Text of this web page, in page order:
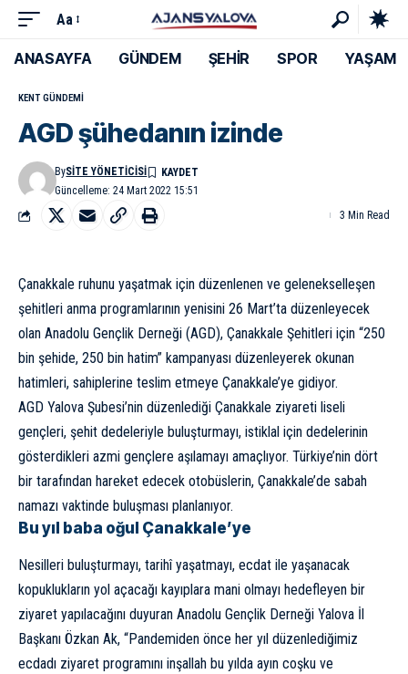
Aa
ANASAYFA GÜNDEM ŞEHİR SPOR YAŞAM
KENT GÜNDEMI
AGD şühedanın izinde
Güncelleme: 24 Mart 2022 15:51
BySITE YÖNETICISI
3 Min Read
Çanakkale ruhunu yaşatmak için düzenlenen ve gelenekselleşen
şehitleri anma programlarının yenisini 26 Mart’ta düzenleyecek
olan Anadolu Gençlik Derneği (AGD), Çanakkale Şehitleri için “250
bin şehide, 250 bin hatim” kampanyası düzenleyerek okunan
hatimleri, sahiplerine teslim etmeye Çanakkale’ye gidiyor.
AGD Yalova Şubesi’nin düzenlediği Çanakkale ziyareti liseli
gençleri, şehit dedeleriyle buluşturmayı, istiklal için dedelerinin
gösterdikleri azmi gençlere aşılamayı amaçlıyor. Türkiye’nin dört
bir tarafından hareket edecek otobüslerin, Çanakkale’de sabah
namazı vaktinde buluşması planlanıyor.
Bu yıl baba oğul Çanakkale’ye
Nesilleri buluşturmayı, tarihî yaşatmayı, ecdat ile yaşanacak
kopuklukların yol açacağı kayıplara mani olmayı hedefleyen bir
ziyaret yapılacağını duyuran Anadolu Gençlik Derneği Yalova İl
Başkanı Özkan Ak, “Pandemiden önce her yıl düzenlediğimiz
ecdadı ziyaret programını inşallah bu yılda ayın coşku ve